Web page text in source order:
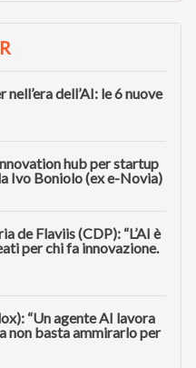
dell’AI: le 6 nuove
hub per startup
Ivo Boniolo (ex e-Novia)
de Flaviis (CDP): “L’AI è
per chi fa innovazione.
“Un agente AI lavora
non basta ammirarlo per